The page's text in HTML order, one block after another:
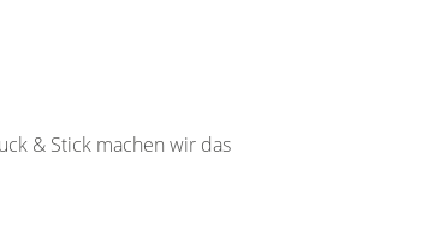
& Stick machen wir das